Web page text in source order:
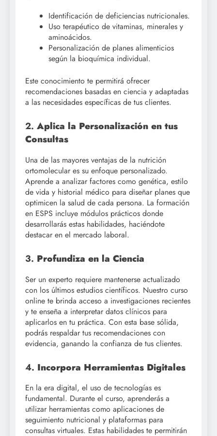
Identificación de deficiencias nutricionales.
Uso terapéutico de vitaminas, minerales y
aminoácidos.
Personalización de planes alimenticios
según la bioquímica individual.
Este conocimiento te permitirá ofrecer
recomendaciones basadas en ciencia y adaptadas
a las necesidades específicas de tus clientes.
2. Aplica la Personalización en tus
Consultas
Una de las mayores ventajas de la nutrición
ortomolecular es su enfoque personalizado.
Aprende a analizar factores como genética, estilo
de vida y historial médico para diseñar planes que
optimicen la salud de cada persona. La formación
en ESPS incluye módulos prácticos donde
desarrollarás estas habilidades, haciéndote
destacar en el mercado laboral.
3. Profundiza en la Ciencia
Ser un experto requiere mantenerse actualizado
con los últimos estudios científicos. Nuestro curso
online te brinda acceso a investigaciones recientes
y te enseña a interpretar datos clínicos para
aplicarlos en tu práctica. Con esta base sólida,
podrás respaldar tus recomendaciones con
evidencia, ganando la confianza de tus clientes.
4. Incorpora Herramientas Digitales
En la era digital, el uso de tecnologías es
fundamental. Durante el curso, aprenderás a
utilizar herramientas como aplicaciones de
seguimiento nutricional y plataformas para
consultas virtuales. Estas habilidades te permitirán